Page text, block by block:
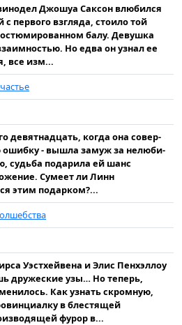
Джошуа Саксон влюбил­ся
первого взгляда, стоило той
балу. Девушка
Но едва он узнал ее
все изм...
девятнадцать, когда она совер­
- вышла замуж за нелюби­
судьба подарила ей шанс
Сумеет ли Линн
этим подарком?...
Уэстхейвена и Элис Пенхэллоу
дружеские узы… Но теперь,
Как узнать скромную,
в блестящей
фурор в...